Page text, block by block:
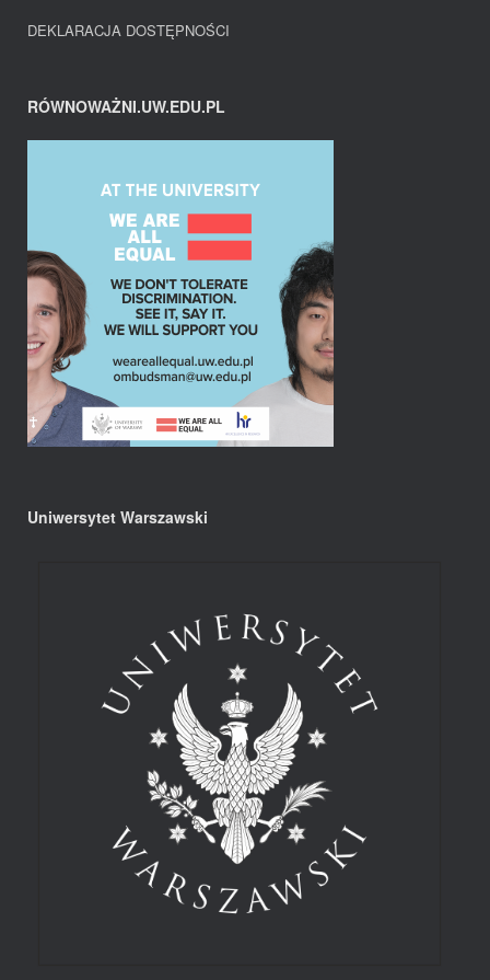
DEKLARACJA DOSTĘPNOŚCI
RÓWNOWAŻNI.UW.EDU.PL
Uniwersytet Warszawski